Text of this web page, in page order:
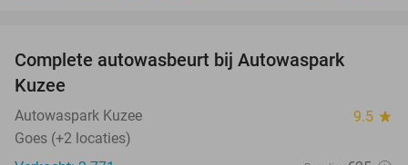
Complete autowasbeurt bij Autowaspark
Kuzee
Autowaspark Kuzee 9.5 star
Goes (+2 locaties)